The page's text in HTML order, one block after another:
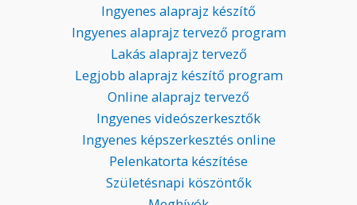
Ingyenes alaprajz készítő
Ingyenes alaprajz tervező program
Lakás alaprajz tervező
Legjobb alaprajz készítő program
Online alaprajz tervező
Ingyenes videószerkesztők
Ingyenes képszerkesztés online
Pelenkatorta készítése
Születésnapi köszöntők